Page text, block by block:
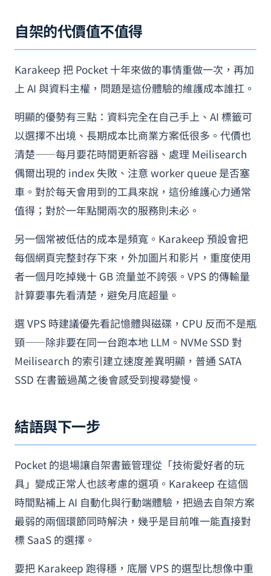
自架的代價值不值得
Karakeep 把 Pocket 十年來做的事情重做一次，再加
上 AI 與資料主權，問題是這份體驗的維護成本誰扛。
明顯的優勢有三點：資料完全在自己手上、AI 標籤可
以選擇不出境、長期成本比商業方案低很多。代價也
清楚——每月要花時間更新容器、處理 Meilisearch
偶爾出現的 index 失敗、注意 worker queue 是否塞
車。對於每天會用到的工具來說，這份維護心力通常
值得；對於一年點開兩次的服務則未必。
另一個常被低估的成本是頻寬。Karakeep 預設會把
每個網頁完整封存下來，外加圖片和影片，重度使用
者一個月吃掉幾十 GB 流量並不誇張。VPS 的傳輸量
計算要事先看清楚，避免月底超量。
選 VPS 時建議優先看記憶體與磁碟，CPU 反而不是瓶
頸——除非要在同一台跑本地 LLM。NVMe SSD 對
Meilisearch 的索引建立速度差異明顯，普通 SATA
SSD 在書籤過萬之後會感受到搜尋變慢。
結語與下一步
Pocket 的退場讓自架書籤管理從「技術愛好者的玩
具」變成正常人也該考慮的選項。Karakeep 在這個
時間點補上 AI 自動化與行動端體驗，把過去自架方案
最弱的兩個環節同時解決，幾乎是目前唯一能直接對
標 SaaS 的選擇。
要把 Karakeep 跑得穩，底層 VPS 的選型比想像中重